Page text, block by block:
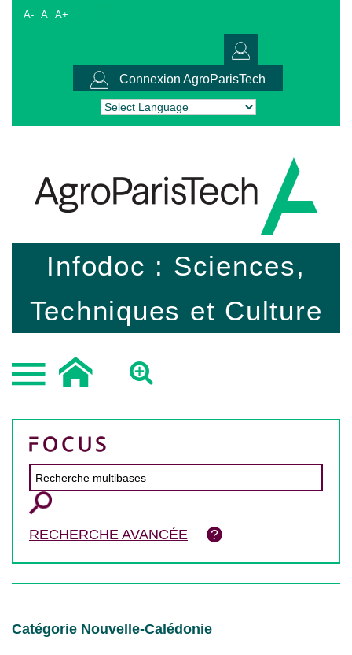
A- A A+
Connexion AgroParisTech
Powered by Translate
Infodoc : Sciences,
Techniques et Culture
RECHERCHE AVANCÉE
Catégorie Nouvelle-Calédonie